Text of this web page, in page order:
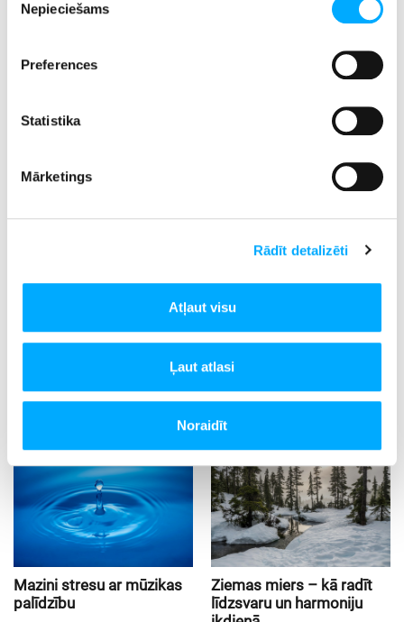
izvēle
Nepieciešams
Preferences
Statistika
Mārketings
Rādīt detalizēti
Atļaut visu
Ļaut atlasi
Noraidīt
Vai zinājāt, ka mūzika var ietekmēt ne tikai mūsu emocijas,
instrumentāla mūzika var:
Klausoties relaksējošu mūziku,
sirdsdarbības ātrums palēninās, un asinsspiediens
Uzlabot miega kvalitāti:
Cilvēki, kuri klausās relaksējošu
Maiga mūzika aktivizē smadzeņu
Izvēlieties mūsu vieglo un mierīgo noskaņojuma mūziku
jebkurā diennakts laikā un izjūtiet mūzikas dziedinošo
Mazini stresu ar mūzikas
palīdzību
Ziemas miers – kā radīt
līdzsvaru un harmoniju